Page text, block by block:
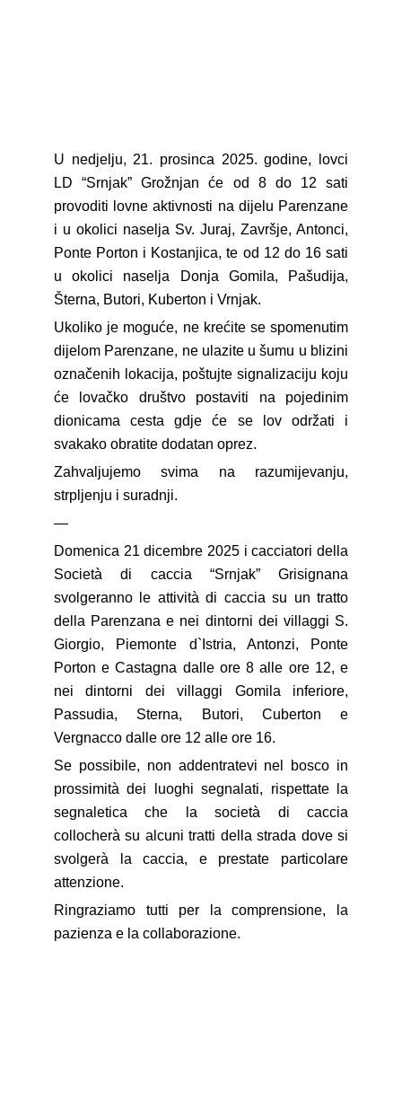
KONTAKT
U nedjelju, 21. prosinca 2025. godine, lovci
LD “Srnjak” Grožnjan će od 8 do 12 sati
provoditi lovne aktivnosti na dijelu Parenzane
i u okolici naselja Sv. Juraj, Završje, Antonci,
Ponte Porton i Kostanjica, te od 12 do 16 sati
u okolici naselja Donja Gomila, Pašudija,
Šterna, Butori, Kuberton i Vrnjak.
Ukoliko je moguće, ne krećite se spomenutim
dijelom Parenzane, ne ulazite u šumu u blizini
označenih lokacija, poštujte signalizaciju koju
će lovačko društvo postaviti na pojedinim
dionicama cesta gdje će se lov održati i
svakako obratite dodatan oprez.
Zahvaljujemo svima na razumijevanju,
strpljenju i suradnji.
—
Domenica 21 dicembre 2025 i cacciatori della
Società di caccia “Srnjak” Grisignana
svolgeranno le attività di caccia su un tratto
della Parenzana e nei dintorni dei villaggi S.
Giorgio, Piemonte d`Istria, Antonzi, Ponte
Porton e Castagna dalle ore 8 alle ore 12, e
nei dintorni dei villaggi Gomila inferiore,
Passudia, Sterna, Butori, Cuberton e
Vergnacco dalle ore 12 alle ore 16.
Se possibile, non addentratevi nel bosco in
prossimità dei luoghi segnalati, rispettate la
segnaletica che la società di caccia
collocherà su alcuni tratti della strada dove si
svolgerà la caccia, e prestate particolare
attenzione.
Ringraziamo tutti per la comprensione, la
pazienza e la collaborazione.